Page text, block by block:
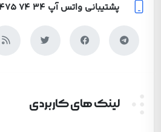
پشتیبانی واتس آپ 74 34
لینک های کاربردی